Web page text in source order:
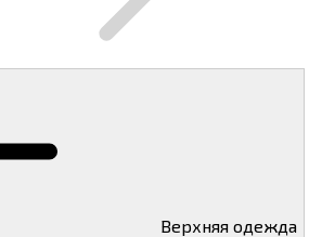
Верхняя одежда